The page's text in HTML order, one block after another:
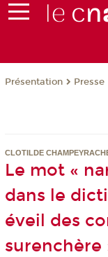
Présentation Presse
CLOTILDE
Le mot «
dans le
éveil des
surenchère